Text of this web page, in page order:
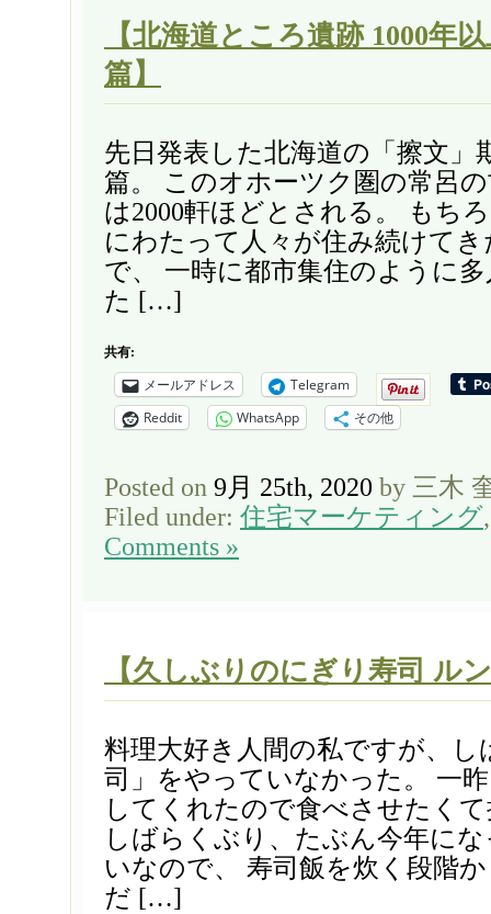
【北海道ところ遺跡 1000年
篇】
先日発表した北海道の「擦文」
篇。 このオホーツク圏の常呂
は2000軒ほどとされる。 もち
にわたって人々が住み続けて
で、 一時に都市集住のように
た […]
共有:
メールアドレス
Telegram
Reddit
WhatsApp その他
Posted on 9月 25th, 2020 by 三木
Filed under: 住宅マーケティング
Comments »
【久しぶりのにぎり寿司 ル
料理大好き人間の私ですが、し
司」をやっていなかった。 一
してくれたので食べさせたく
しばらくぶり、たぶん今年に
いなので、 寿司飯を炊く段階
だ […]